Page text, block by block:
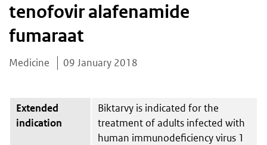
tenofovir alafenamide
fumaraat
Medicine 09 January 2018
Extended
indication
Biktarvy is indicated for the
treatment of adults infected with
human immunodeficiency virus 1